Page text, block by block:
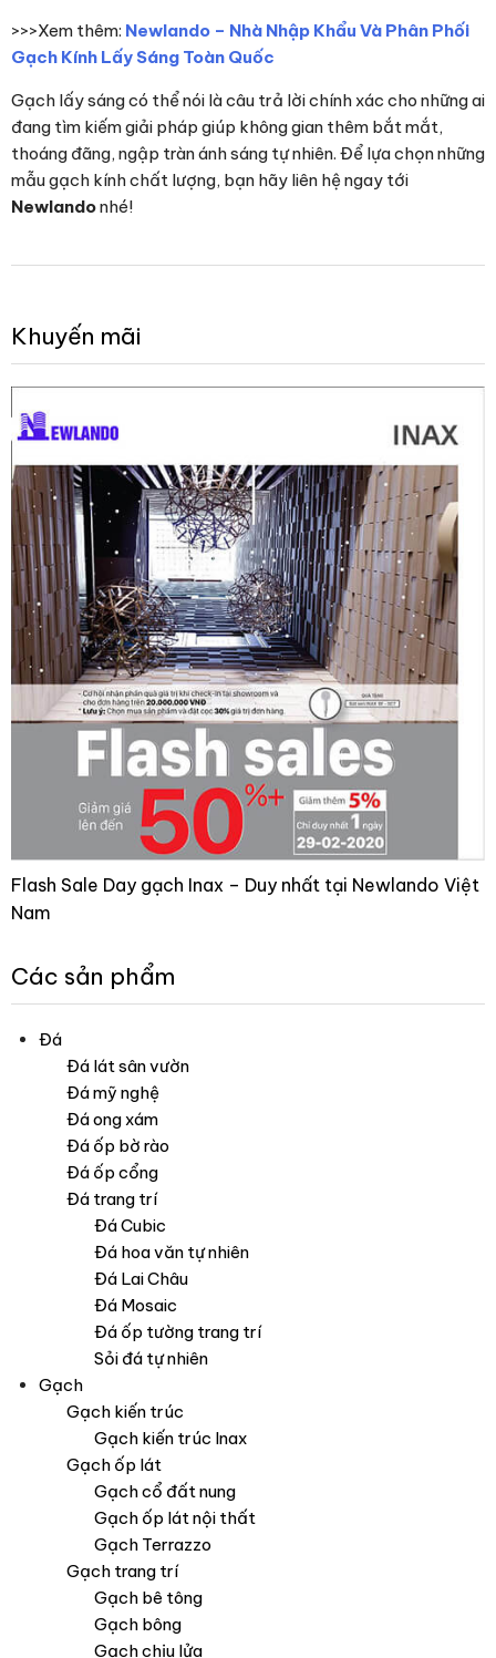
>>>Xem thêm: Newlando – Nhà Nhập Khẩu Và Phân Phối
Gạch Kính Lấy Sáng Toàn Quốc
Gạch lấy sáng có thể nói là câu trả lời chính xác cho những ai
đang tìm kiếm giải pháp giúp không gian thêm bắt mắt,
thoáng đãng, ngập tràn ánh sáng tự nhiên. Để lựa chọn những
mẫu gạch kính chất lượng, bạn hãy liên hệ ngay tới
Newlandonhé!
Khuyến mãi
Flash Sale Day gạch Inax – Duy nhất tại Newlando Việt
Nam
Các sản phẩm
Đá
Đá lát sân vườn
Đá mỹ nghệ
Đá ong xám
Đá ốp bờ rào
Đá ốp cổng
Đá trang trí
Đá Cubic
Đá hoa văn tự nhiên
Đá Lai Châu
Đá Mosaic
Đá ốp tường trang trí
Sỏi đá tự nhiên
Gạch
Gạch kiến trúc
Gạch kiến trúc Inax
Gạch ốp lát
Gạch cổ đất nung
Gạch ốp lát nội thất
Gạch Terrazzo
Gạch trang trí
Gạch bê tông
Gạch bông
Gạch chịu lửa